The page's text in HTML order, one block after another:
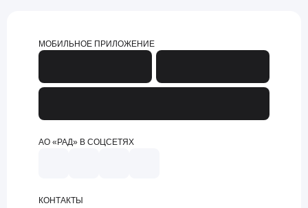
МОБИЛЬНОЕ ПРИЛОЖЕНИЕ
АО «РАД» В СОЦСЕТЯХ
КОНТАКТЫ